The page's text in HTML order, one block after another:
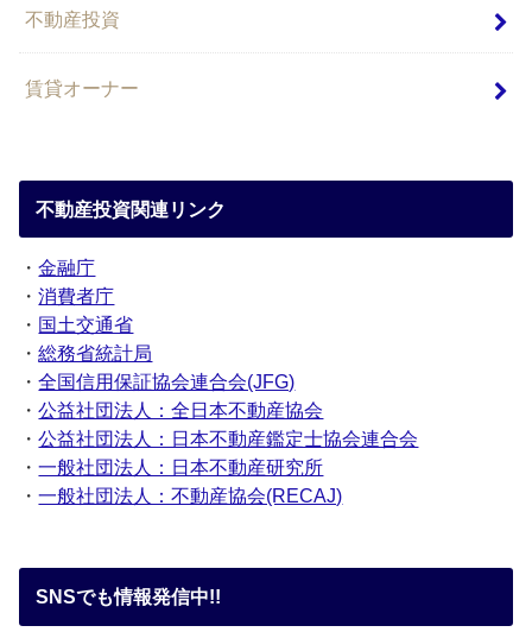
不動産投資
賃貸オーナー
不動産投資関連リンク
・金融庁
・消費者庁
・ 国土交通省
・総務省統計局
・全国信用保証協会連合会(JFG)
・公益社団法人：全日本不動産協会
・公益社団法人：日本不動産鑑定士協会連合会
・一般社団法人：日本不動産研究所
・一般社団法人：不動産協会(RECAJ)
SNSでも情報発信中!!